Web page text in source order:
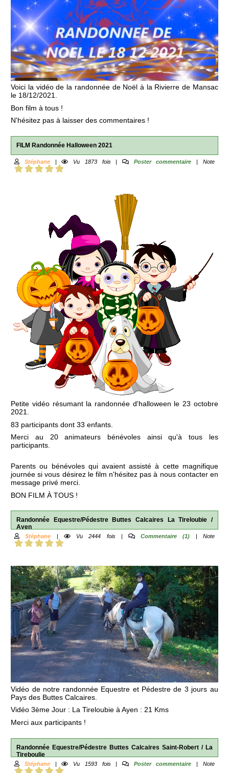
Voici la vidéo de la randonnée de Noël à la Rivierre de Mansac
le 18/12/2021.
Bon film à tous !
N'hésitez pas à laisser des commentaires !
FILM Randonnée Halloween 2021
Stéphane| Vu 1873 fois | Poster commentaire | Note
Petite vidéo résumant la randonnée d'halloween le 23 octobre
2021.
83 participants dont 33 enfants.
Merci au 20 animateurs bénévoles ainsi qu'à tous les
participants.
Parents ou bénévoles qui avaient assisté à cette magnifique
journée si vous désirez le film n'hésitez pas à nous contacter en
message privé merci.
BON FILM À TOUS !
Randonnée Equestre/Pédestre Buttes Calcaires La Tireloubie /
Ayen
Stéphane | Vu 2444 fois | Commentaire (1) | Note
Vidéo de notre randonnée Equestre et Pédestre de 3 jours au
Pays des Buttes Calcaires.
Vidéo 3ème Jour : La Tireloubie à Ayen : 21 Kms
Merci aux participants !
Randonnée Equestre/Pédestre Buttes Calcaires Saint-Robert / La
Tireboulie
Stéphane| Vu 1593 fois | Poster commentaire | Note